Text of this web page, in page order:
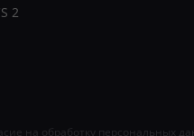
2
на обработку персональных